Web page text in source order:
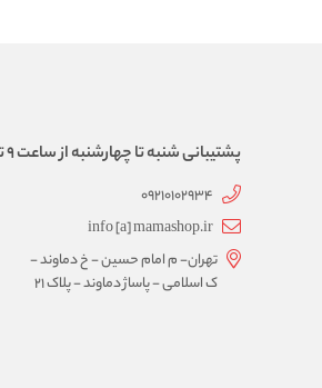
پشتیبانی شنبه تا چهارشنبه از ساعت 9 تا 17
09210102934
info [a] mamashop.ir
تهران- م امام حسین - خ دماوند -
ک اسلامی - پاساژ دماوند - پلاک 21